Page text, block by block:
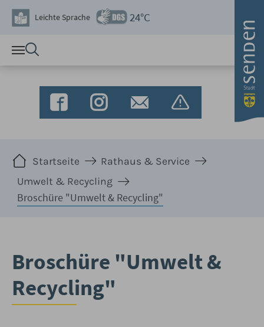
Zum Hauptinhalt springen
Leichte Sprache 24°C
Startseite
Rathaus & Service
Umwelt & Recycling
Broschüre "Umwelt & Recycling"
Broschüre "Umwelt &
Recycling"